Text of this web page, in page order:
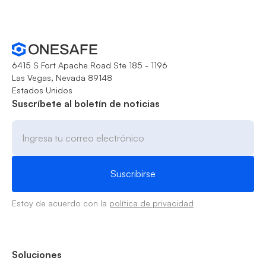
6415 S Fort Apache Road Ste 185 - 1196
Las Vegas, Nevada 89148
Estados Unidos
Suscríbete al boletín de noticias
Estoy de acuerdo con la política de privacidad
Soluciones